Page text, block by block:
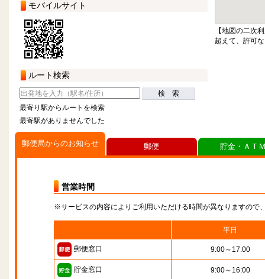
モバイルサイト
ルート検索
検 索
最寄り駅からルートを検索
最寄駅がありませんでした
【地図の二次
超えて、許可
郵便局からのお知らせ
営業時間
※サービスの内容によりご利用いただける時間が異なりますので
平日
郵便窓口 9:00～17:00
貯金窓口 9:00～16:00
郵便 貯金・ＡＴ